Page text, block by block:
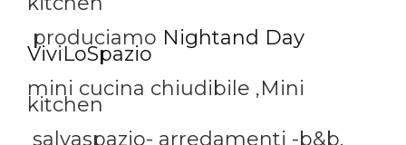
produciamo Nightand Day
ViviLoSpazio
mini cucina chiudibile ,Mini
kitchen
salvaspazio- arredamenti -b&b.